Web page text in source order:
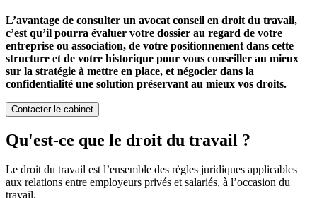
L’avantage de consulter un avocat conseil en droit du travail,
c’est qu’il pourra évaluer votre dossier au regard de votre
entreprise ou association, de votre positionnement dans cette
structure et de votre historique pour vous conseiller au mieux
sur la stratégie à mettre en place, et négocier dans la
confidentialité une solution préservant au mieux vos droits.
Contacter le cabinet
Qu'est-ce que le droit du travail ?
Le droit du travail est l’ensemble des règles juridiques applicables
aux relations entre employeurs privés et salariés, à l’occasion du
travail.